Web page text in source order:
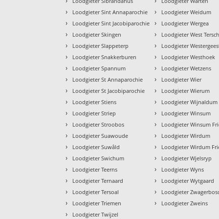
› Loodgieter Sint Annaparochie
› Loodgieter Sint Jacobiparochie
› Loodgieter Skingen
› Loodgieter Slappeterp
› Loodgieter Snakkerburen
› Loodgieter Spannum
› Loodgieter St Annaparochie
› Loodgieter St Jacobiparochie
› Loodgieter Stiens
› Loodgieter Striep
› Loodgieter Stroobos
› Loodgieter Suawoude
› Loodgieter Suwâld
› Loodgieter Swichum
› Loodgieter Teerns
› Loodgieter Ternaard
› Loodgieter Tersoal
› Loodgieter Triemen
› Loodgieter Twijzel
› Loodgieter Weidum
› Loodgieter Wergea
› Loodgieter West
› Loodgieter
› Loodgieter Westhoek
› Loodgieter Wetzens
› Loodgieter Wier
› Loodgieter Wierum
› Loodgieter Wijnaldum
› Loodgieter Winsum
› Loodgieter Winsum
› Loodgieter Wirdum
› Loodgieter Wirdum
› Loodgieter Wjelsryp
› Loodgieter Wyns
› Loodgieter Wytgaard
› Loodgieter
› Loodgieter Zweins